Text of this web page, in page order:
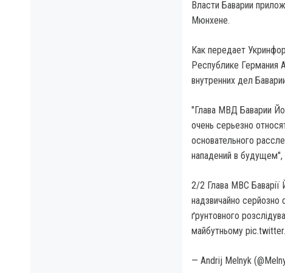
Власти Баварии
Мюнхене.
Как передает
Республике Германия
внутренних дел
"Глава МВД Баварии
очень серьезно
основательного
нападений в
2/2 Глава МВС Баварії
надзвичайно серйозно
ґрунтовного
майбутньому
— Andrij Melnyk